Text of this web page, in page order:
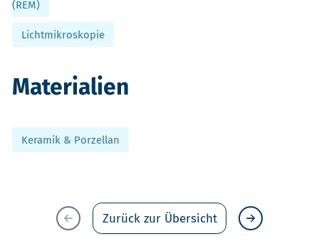
(REM)
Lichtmikroskopie
Materialien
Keramik & Porzellan
Zurück zur Übersicht